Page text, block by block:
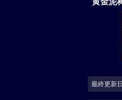
最終更新日